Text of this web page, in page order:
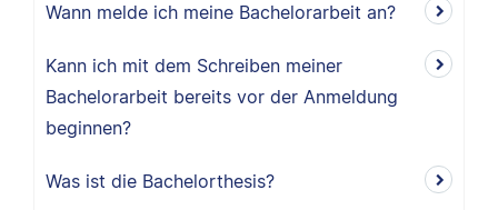
Wann melde ich meine Bachelorarbeit an?
Kann ich mit dem Schreiben meiner
Bachelorarbeit bereits vor der Anmeldung
beginnen?
Was ist die Bachelorthesis?